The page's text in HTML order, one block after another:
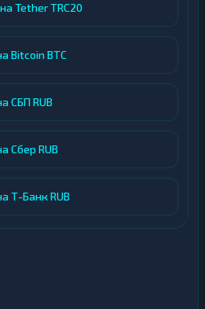
Tether TRC20
Bitcoin BTC
СБП RUB
Сбер RUB
Т-Банк RUB